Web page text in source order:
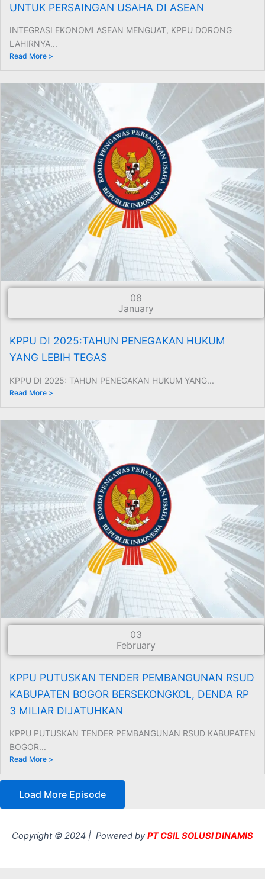
UNTUK PERSAINGAN USAHA DI ASEAN
INTEGRASI EKONOMI ASEAN MENGUAT, KPPU DORONG
LAHIRNYA...
Read More >
08
January
KPPU DI 2025:TAHUN PENEGAKAN HUKUM
YANG LEBIH TEGAS
KPPU DI 2025: TAHUN PENEGAKAN HUKUM YANG...
Read More >
03
February
KPPU PUTUSKAN TENDER PEMBANGUNAN RSUD
KABUPATEN BOGOR BERSEKONGKOL, DENDA RP
3 MILIAR DIJATUHKAN
KPPU PUTUSKAN TENDER PEMBANGUNAN RSUD KABUPATEN
BOGOR...
Read More >
Load More Episode
Copyright © 2024 | Powered by PT CSIL SOLUSI DINAMIS